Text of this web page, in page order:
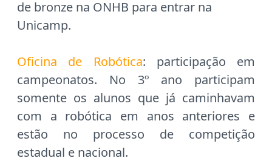
de bronze na ONHB para entrar na
Unicamp.
Oficina de Robótica: participação em
campeonatos. No 3º ano participam
somente os alunos que já caminhavam
com a robótica em anos anteriores e
estão no processo de competição
estadual e nacional.